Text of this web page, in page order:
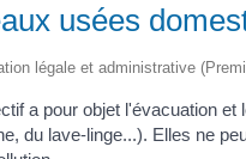
usées
légale et administrative
a pour objet l'évacuation
du lave-linge...). Elles ne